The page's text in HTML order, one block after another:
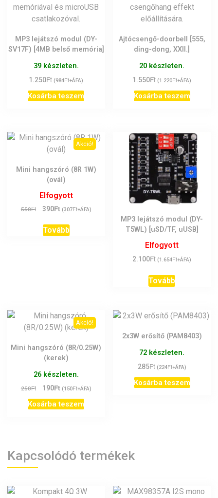
MP3 lejátszó modul (DY-
SV17F) [4MB belső memória]
39 készleten.
1.250Ft (984Ft+ÁFA)
Kosárba teszem
Ajtócsengő-doorbell [555,
ding-dong, XXII.]
20 készleten.
1.550Ft (1.220Ft+ÁFA)
Kosárba teszem
Akció!
Mini hangszóró (8R 1W)
(ovál)
Elfogyott
550Ft
Original
was:
550Ft.
390FtCurrent
is:
390Ft.
(307Ft+ÁFA)
Tovább
MP3 lejátszó modul (DY-
T5WL) [uSD/TF, uUSB]
Elfogyott
2.100Ft (1.654Ft+ÁFA)
Tovább
Akció!
Mini hangszóró (8R/0.25W)
(kerek)
26 készleten.
250Ft
Original
price
was:
190FtCurrent
price
is:
(150Ft+ÁFA)
Kosárba teszem
2x3W erősítő (PAM8403)
72 készleten.
285Ft (224Ft+ÁFA)
Kosárba teszem
Kapcsolódó termékek